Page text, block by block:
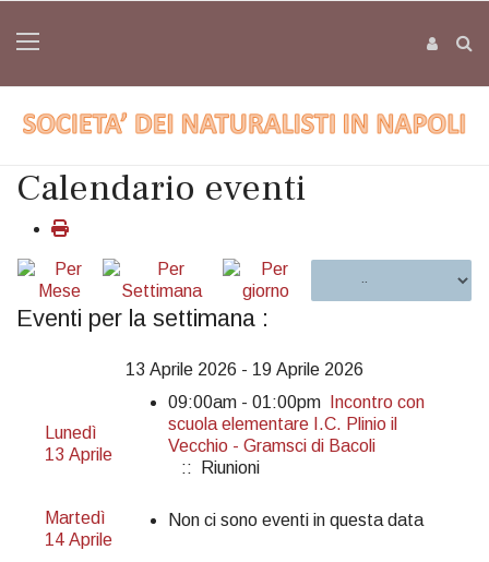
Calendario eventi
Eventi per la settimana :
13 Aprile 2026 - 19 Aprile 2026
Lunedì
13 Aprile
09:00am - 01:00pm
Incontro con
scuola elementare I.C. Plinio il
Vecchio - Gramsci di Bacoli
:: Riunioni
Martedì
14 Aprile
Non ci sono eventi in questa data